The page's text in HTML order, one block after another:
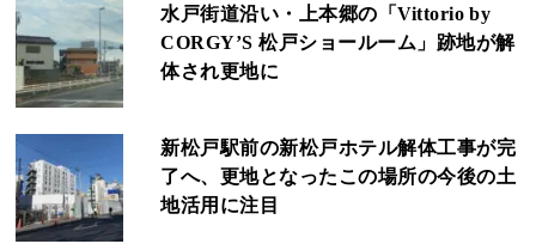
水戸街道沿い・上本郷の「Vittorio by
CORGY’S 松戸ショールーム」跡地が解
体され更地に
新松戸駅前の新松戸ホテル解体工事が完
了へ、更地となったこの場所の今後の土
地活用に注目